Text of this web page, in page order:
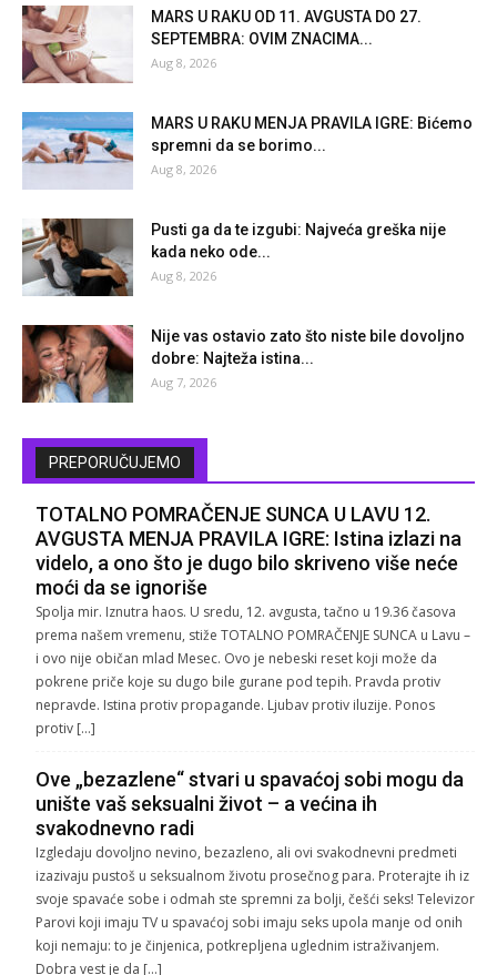
MARS U RAKU OD 11. AVGUSTA DO 27.
SEPTEMBRA: OVIM ZNACIMA...
Aug 8, 2026
MARS U RAKU MENJA PRAVILA IGRE: Bićemo
spremni da se borimo...
Aug 8, 2026
Pusti ga da te izgubi: Najveća greška nije
kada neko ode...
Aug 8, 2026
Nije vas ostavio zato što niste bile dovoljno
dobre: Najteža istina...
Aug 7, 2026
PREPORUČUJEMO
TOTALNO POMRAČENJE SUNCA U LAVU 12.
AVGUSTA MENJA PRAVILA IGRE: Istina izlazi na
videlo, a ono što je dugo bilo skriveno više neće
moći da se ignoriše
Spolja mir. Iznutra haos. U sredu, 12. avgusta, tačno u 19.36 časova
prema našem vremenu, stiže TOTALNO POMRAČENJE SUNCA u Lavu –
i ovo nije običan mlad Mesec. Ovo je nebeski reset koji može da
pokrene priče koje su dugo bile gurane pod tepih. Pravda protiv
nepravde. Istina protiv propagande. Ljubav protiv iluzije. Ponos
protiv […]
Ove „bezazlene“ stvari u spavaćoj sobi mogu da
unište vaš seksualni život – a većina ih
svakodnevno radi
Izgledaju dovoljno nevino, bezazleno, ali ovi svakodnevni predmeti
izazivaju pustoš u seksualnom životu prosečnog para. Proterajte ih iz
svoje spavaće sobe i odmah ste spremni za bolji, češći seks! Televizor
Parovi koji imaju TV u spavaćoj sobi imaju seks upola manje od onih
koji nemaju: to je činjenica, potkrepljena uglednim istraživanjem.
Dobra vest je da […]